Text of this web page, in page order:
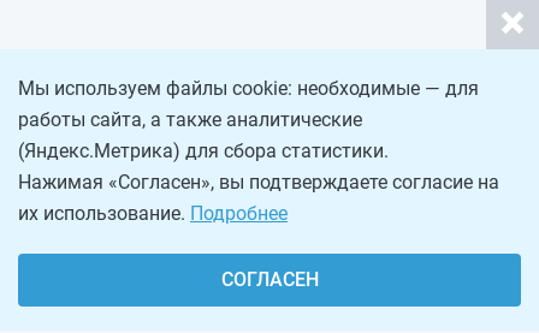
Мы используем файлы cookie: необходимые — для
работы сайта, а также аналитические
(Яндекс.Метрика) для сбора статистики.
Нажимая «Согласен», вы подтверждаете согласие на
их использование. Подробнее
СОГЛАСЕН